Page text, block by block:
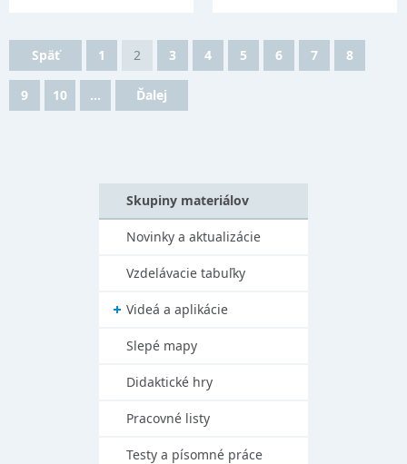
Späť 1 2 3 4 5 6 7 8
9 10 ... Ďalej
Skupiny materiálov
Novinky a aktualizácie
Vzdelávacie tabuľky
Videá a aplikácie
Slepé mapy
Didaktické hry
Pracovné listy
Testy a písomné práce